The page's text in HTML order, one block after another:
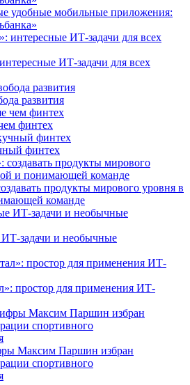
удобные мобильные приложения:
ИТ-задачи для всех
развития
финтех
финтех
продукты мирового уровня в
команде
и необычные
простор для применения ИТ-
Максим Паршин избран
спортивного